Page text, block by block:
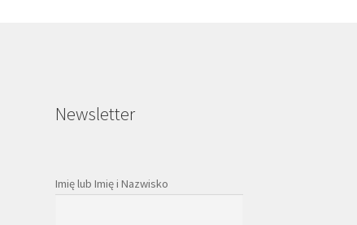
Newsletter
Imię lub Imię i Nazwisko